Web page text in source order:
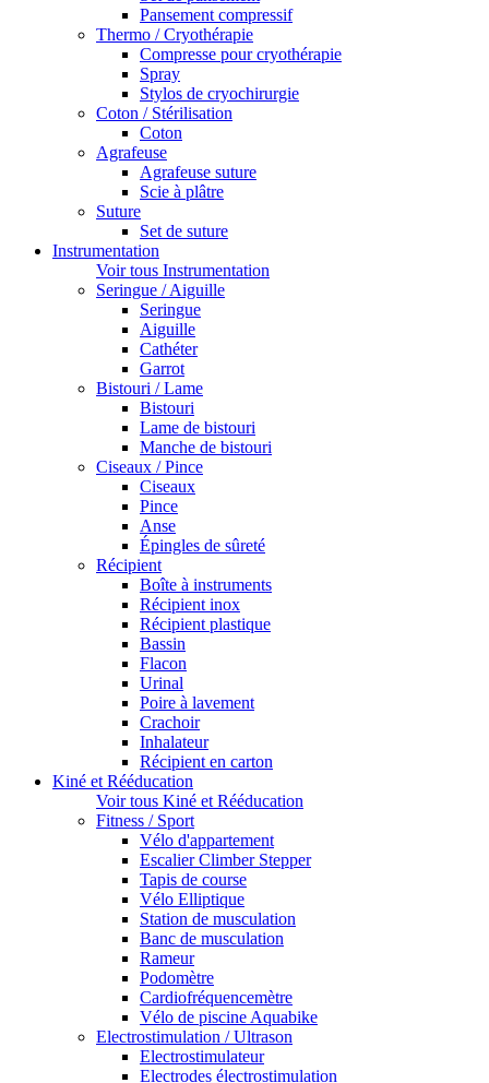
Pansement compressif
Thermo / Cryothérapie
Compresse pour cryothérapie
Spray
Stylos de cryochirurgie
Coton / Stérilisation
Coton
Agrafeuse
Agrafeuse suture
Scie à plâtre
Suture
Set de suture
Instrumentation
Voir tous Instrumentation
Seringue / Aiguille
Seringue
Aiguille
Cathéter
Garrot
Bistouri / Lame
Bistouri
Lame de bistouri
Manche de bistouri
Ciseaux / Pince
Ciseaux
Pince
Anse
Épingles de sûreté
Récipient
Boîte à instruments
Récipient inox
Récipient plastique
Bassin
Flacon
Urinal
Poire à lavement
Crachoir
Inhalateur
Récipient en carton
Kiné et Rééducation
Voir tous Kiné et Rééducation
Fitness / Sport
Vélo d'appartement
Escalier Climber Stepper
Tapis de course
Vélo Elliptique
Station de musculation
Banc de musculation
Rameur
Podomètre
Cardiofréquencemètre
Vélo de piscine Aquabike
Electrostimulation / Ultrason
Electrostimulateur
Electrodes électrostimulation